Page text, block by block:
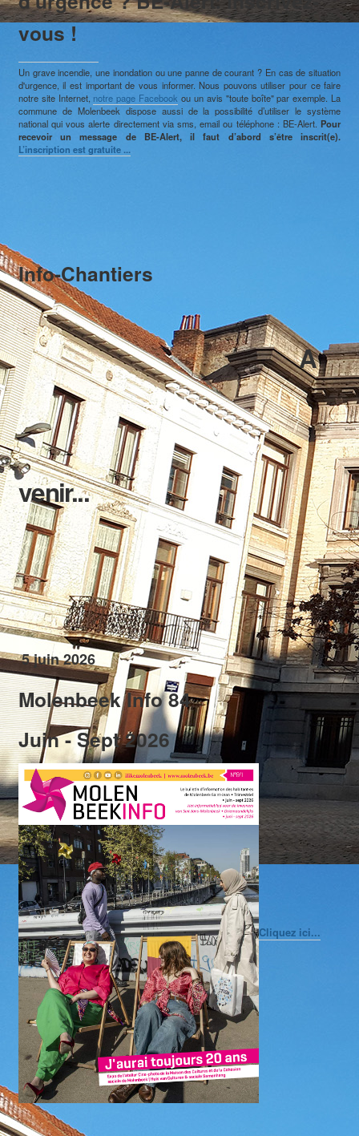
E-guichet / Prendre RDV
vous !
Un grave incendie, une inondation ou une panne de courant ? En cas de situation
d'urgence, il est important de vous informer. Nous pouvons utiliser pour ce faire
notre site Internet, notre page Facebook ou un avis "toute boîte" par exemple. La
commune de Molenbeek dispose aussi de la possibilité d’utiliser le système
national qui vous alerte directement via sms, email ou téléphone : BE-Alert.Pour
recevoir un message de BE-Alert, il faut d’abord s’être inscrit(e).
L’inscription est gratuite ...
Info-Chantiers
A
venir...
5 juin 2026
Molenbeek Info 84
Juin - Sept 2026
Cliquez ici...